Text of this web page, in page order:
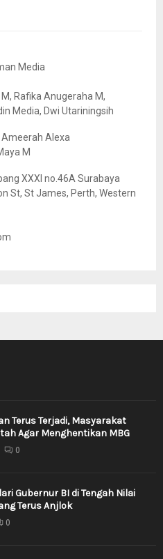
Media
Rafika Anugeraha M,
Media, Dwi Utariningsih
Ameerah Alexa
M
XXXI no.46A Surabaya
St, St James, Perth, Western
Terus Terjadi, Masyarakat
Agar Menghentikan MBG
0
Gubernur BI di Tengah Nilai
Terus Anjlok
0